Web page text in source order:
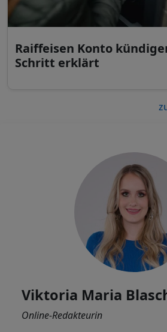
Raiffeisen Konto
Schritt erklärt
Viktoria Maria
Online-Redakteurin